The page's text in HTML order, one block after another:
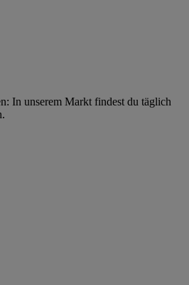
In unserem Markt findest du täglich